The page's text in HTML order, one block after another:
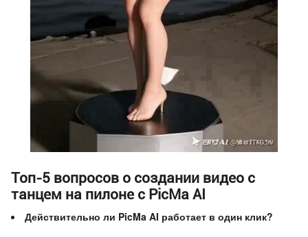
Топ-5 вопросов о создании видео с
танцем на пилоне с PicMa AI
Действительно ли PicMa AI работает в один клик?